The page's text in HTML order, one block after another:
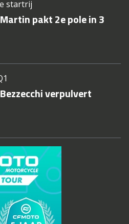
startrij
pakt 2e pole in 3
verpulvert